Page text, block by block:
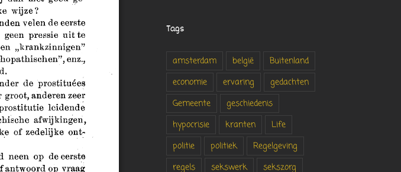
Tags
amsterdam belgië
Buitenland
economie
ervaring
gedachten
Gemeente
geschiedenis
hypocrisie
kranten
Life
politie
politiek
Regelgeving
regels
sekswerk
sekszorg